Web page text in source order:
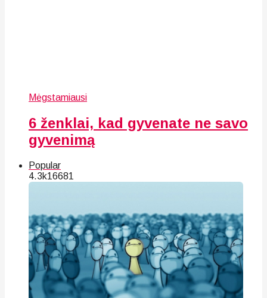
Mėgstamiausi
6 ženklai, kad gyvenate ne savo
gyvenimą
Popular
4.3k16681